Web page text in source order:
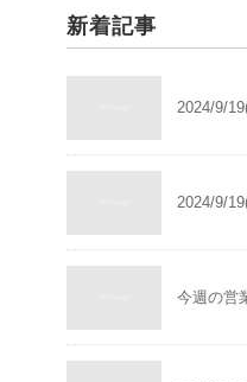
新着記事
2024/9/
2024/9/
今週の営